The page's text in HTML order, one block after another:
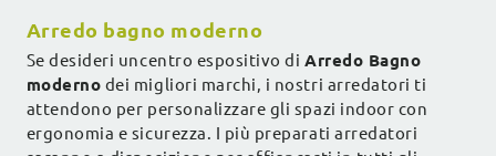
Arredo bagno moderno
Se desideri uncentro espositivo di Arredo Bagno
moderno dei migliori marchi, i nostri arredatori ti
attendono per personalizzare gli spazi indoor con
ergonomia e sicurezza. I più preparati arredatori